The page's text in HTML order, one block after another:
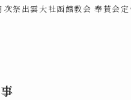
次祭出雲大社函館教会 奉賛会定